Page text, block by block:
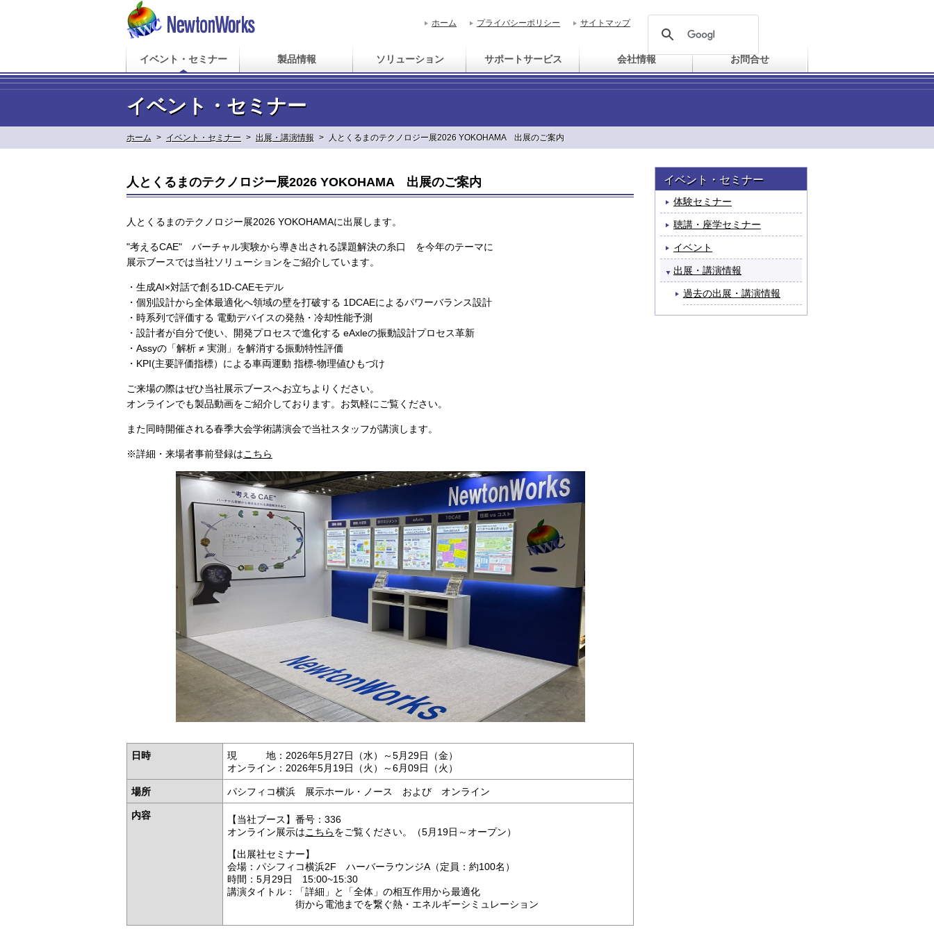
ホーム プライバシーポリシー サイトマップ
イベント・セミナー 製品情報 ソリューション サポートサービス 会社情報 お問合せ
イベント・セミナー
ホーム > イベント・セミナー > 出展・講演情報 > 人とくるまのテクノロジー展2026 YOKOHAMA 出展のご案内
人とくるまのテクノロジー展2026 YOKOHAMA 出展のご案内
人とくるまのテクノロジー展2026 YOKOHAMAに出展します。
"考えるCAE" バーチャル実験から導き出される課題解決の糸口 を今年のテーマに
展示ブースでは当社ソリューションをご紹介しています。
・生成AI×対話で創る1D-CAEモデル
・個別設計から全体最適化へ領域の壁を打破する 1DCAEによるパワーバランス設計
・時系列で評価する 電動デバイスの発熱・冷却性能予測
・設計者が自分で使い、開発プロセスで進化する eAxleの振動設計プロセス革新
・Assyの「解析 ≠ 実測」を解消する振動特性評価
・KPI(主要評価指標）による車両運動 指標-物理値ひもづけ
ご来場の際はぜひ当社展示ブースへお立ちよりください。
オンラインでも製品動画をご紹介しております。お気軽にご覧ください。
また同時開催される春季大会学術講演会で当社スタッフが講演します。
※詳細・来場者事前登録はこちら
日時
現 地：2026年5月27日（水）～5月29日（金）
オンライン：2026年5月19日（火）～6月09日（火）
場所 パシフィコ横浜 展示ホール・ノース および オンライン
内容
【当社ブース】番号：336
オンライン展示はこちらをご覧ください。（5月19日～オープン）
【出展社セミナー】
会場：パシフィコ横浜2F ハーバーラウンジA（定員：約100名）
時間：5月29日 15:00~15:30
講演タイトル：「詳細」と「全体」の相互作用から最適化
街から電池までを繋ぐ熱・エネルギーシミュレーション
イベント・セミナー
体験セミナー
聴講・座学セミナー
イベント
出展・講演情報
過去の出展・講演情報